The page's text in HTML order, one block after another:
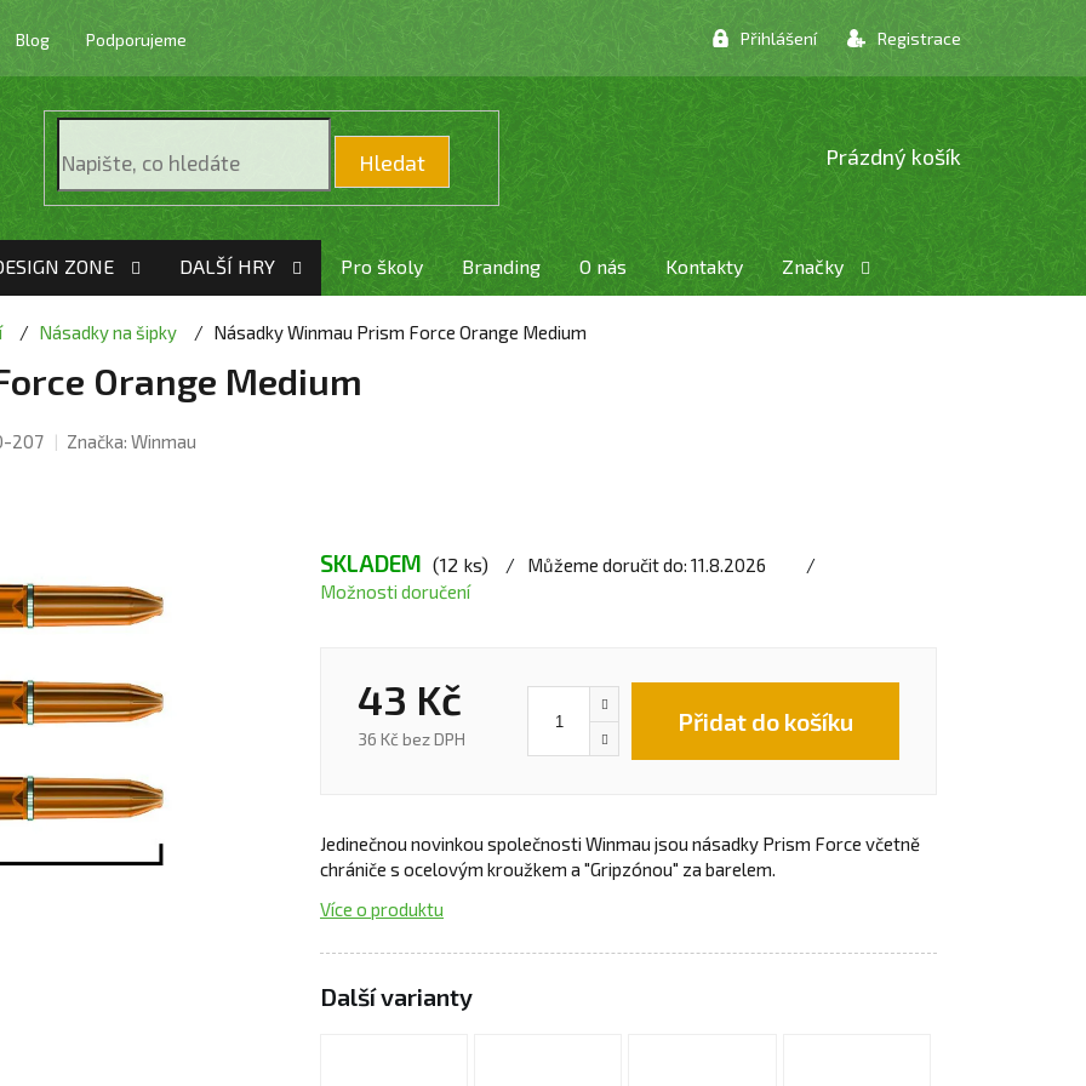
Blog Podporujeme Přihlášení Registrace
Hledat
NÁKUPNÍ
KOŠÍK
Prázdný košík
ZONE DALŠÍ HRY Pro školy Branding O nás Kontakty Značky
Násadky na šipky Násadky Winmau Prism Force Orange Medium
Orange Medium
207 Značka:Winmau
SKLADEM (12 ks) Můžeme doručit do: 11.8.2026
Možnosti doručení
43 Kč
36 Kč bez DPH
Přidat do košíku
Jedinečnou novinkou společnosti Winmau jsou násadky Prism Force včetně
chrániče s ocelovým kroužkem a "Gripzónou" za barelem.
Více o produktu